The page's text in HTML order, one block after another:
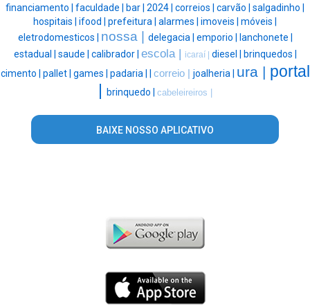
financiamento | faculdade | bar | 2024 | correios | carvão | salgadinho |
hospitais | ifood | prefeitura | alarmes | imoveis | móveis |
eletrodomesticos | nossa | delegacia | emporio |
lanchonete |
estadual | saude | calibrador | escola | icaraí | diesel |
brinquedos |
cimento | pallet | games | padaria | correio | joalheria | ura | portal
|
brinquedo | cabeleireiros |
BAIXE NOSSO APLICATIVO